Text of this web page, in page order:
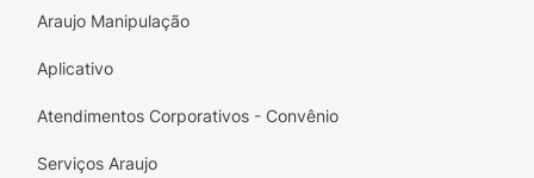
Araujo Manipulação
Aplicativo
Atendimentos Corporativos - Convênio
Serviços Araujo